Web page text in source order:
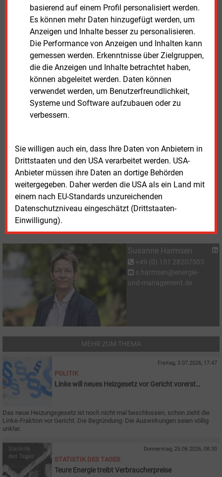
basierend auf einem Profil personalisiert werden.
Es können mehr Daten hinzugefügt werden, um
Anzeigen und Inhalte besser zu personalisieren.
Die Performance von Anzeigen und Inhalten kann
gemessen werden. Erkenntnisse über Zielgruppen,
die die Anzeigen und Inhalte betrachtet haben,
können abgeleitet werden. Daten können
verwendet werden, um Benutzerfreundlichkeit,
Systeme und Software aufzubauen oder zu
verbessern.
Sie willigen auch ein, dass Ihre Daten von Anbietern in
Drittstaaten und den USA verarbeitet werden. USA-
Anbieter müssen ihre Daten an dortige Behörden
weitergegeben. Daher werden die USA als ein Land mit
einem nach EU-Standards unzureichenden
Datenschutzniveau eingeschätzt (Drittstaaten-
Einwilligung).
vorlegen.
Welche Empfehlungen der Bundesrat am 12. Juni
tatsächlich übernimmt, ist noch offen. Bereits vor der
Sitzung zeichnen sich jedoch zentrale Konfliktpunkte
ab. Dazu zählen insbesondere die Ausgestaltung der
Bio-Treppe, die künftigen Anforderungen an
Heizungsanlagen sowie die bislang fehlenden
Bewertungsgrundlagen für geplante Grüngas- und
Grünheizölquoten.
GModGstehen im Internet bereit.
Freitag, 5.06.2026, 12:14 Uhr
Susanne Harmsen
© 2026 Energie & Management GmbH
Susanne Harmsen
+49 (0) 151 28207503
s.harmsen@energie-
und-management.de
MEHR ZUM THEMA
Freitag, 3.07.2026, 17:47
POLITIK
Linke will neues Heizgesetz vor Gericht vorerst
Das neue Heizungsgesetz ist noch nicht mal beschlossen, schon zieht die
Linke-Fraktion vor Gericht. Die Begründung: Die Auswirkungen seien völlig
unklar.
Donnerstag, 25.06.2026, 08:30
STATISTIK DES TAGES
Teure Energie treibt Verbraucherpreise